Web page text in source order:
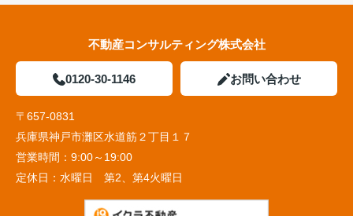
不動産コンサルティング株式会社
0120-30-1146 お問い合わせ
〒657-0831
兵庫県神戸市灘区水道筋２丁目１７
営業時間： 9:00～19:00
定休日： 水曜日 第2、第4火曜日